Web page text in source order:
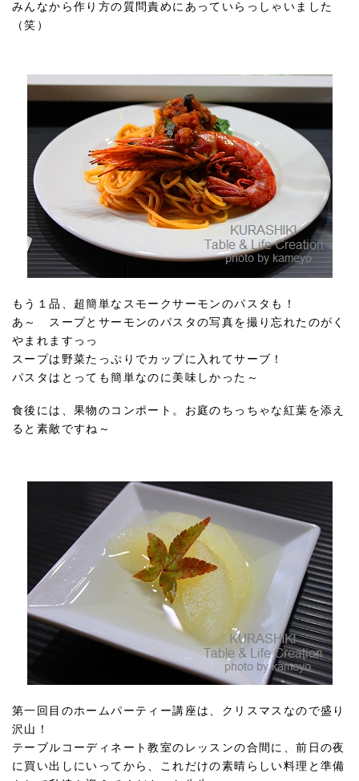
みんなから作り方の質問責めにあっていらっしゃいました
（笑）
もう１品、超簡単なスモークサーモンのパスタも！
あ～ スープとサーモンのパスタの写真を撮り忘れたのがく
やまれますっっ
スープは野菜たっぷりでカップに入れてサーブ！
パスタはとっても簡単なのに美味しかった～
食後には、果物のコンポート。お庭のちっちゃな紅葉を添え
ると素敵ですね～
第一回目のホームパーティー講座は、クリスマスなので盛り
沢山！
テーブルコーディネート教室のレッスンの合間に、前日の夜
に買い出しにいってから、これだけの素晴らしい料理と準備